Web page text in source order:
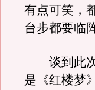
有点可笑，
台步都要临
谈到此次
是《红楼梦